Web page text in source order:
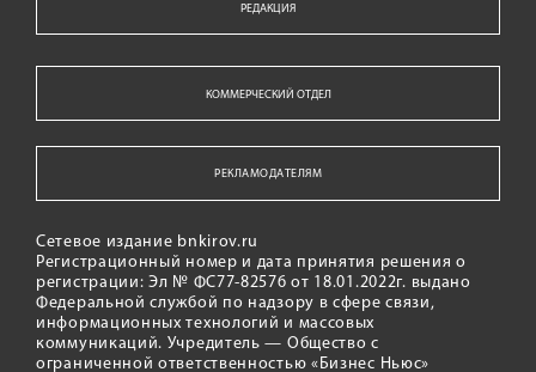
РЕДАКЦИЯ
КОММЕРЧЕСКИЙ ОТДЕЛ
РЕКЛАМОДАТЕЛЯМ
Сетевое издание bnkirov.ru
Регистрационный номер и дата принятия решения о
регистрации: Эл № ФС77-82576 от 18.01.2022г. выдано
Федеральной службой по надзору в сфере связи,
информационных технологий и массовых
коммуникаций. Учредитель — Общество с
ограниченной ответственностью «Бизнес Ньюс»